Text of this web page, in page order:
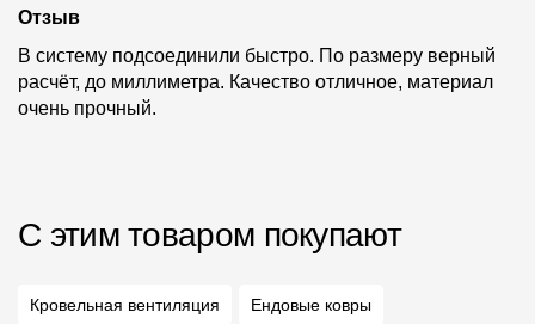
Отзыв
В систему подсоединили быстро. По размеру верный
расчёт, до миллиметра. Качество отличное, материал
очень прочный.
С этим товаром покупают
Кровельная вентиляция Ендовые ковры